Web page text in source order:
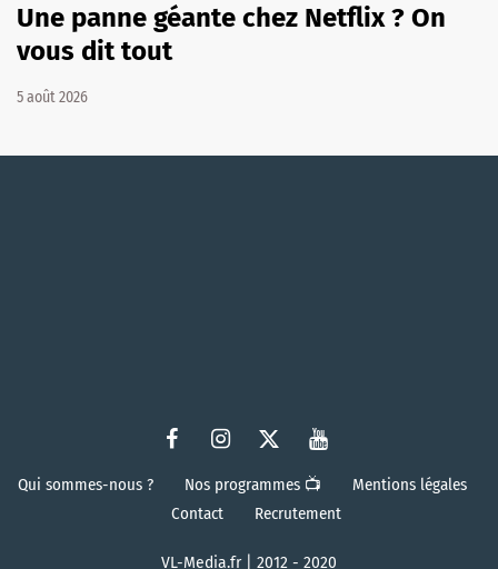
Une panne géante chez Netflix ? On
vous dit tout
5 août 2026
Qui sommes-nous ? Nos programmes 📺
Mentions légales
Contact
Recrutement
VL-Media.fr | 2012 - 2020